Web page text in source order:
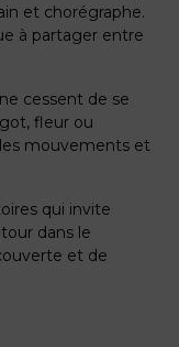
et chorégraphe.
à partager entre
cessent de se
fleur ou
mouvements et
qui invite
dans le
et de